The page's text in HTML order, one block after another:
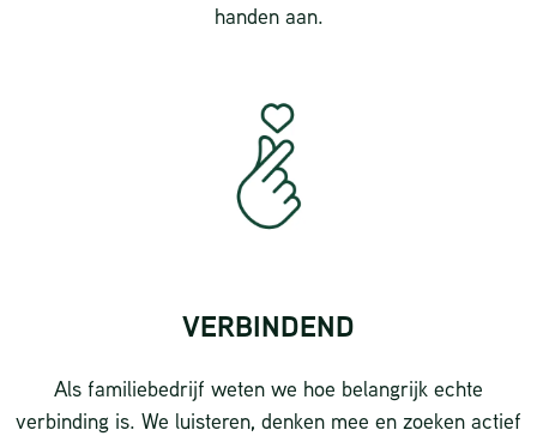
handen aan.
VERBINDEND
Als familiebedrijf weten we hoe belangrijk echte
verbinding is. We luisteren, denken mee en zoeken actief